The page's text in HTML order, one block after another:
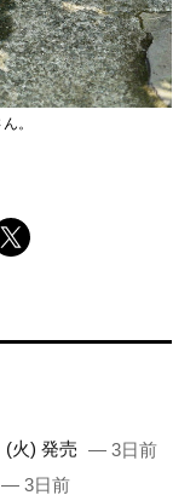
。
(火) 発売 — 3日前
— 3日前